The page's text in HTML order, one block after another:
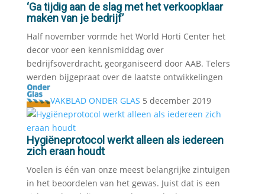
‘Ga tijdig aan de slag met het verkoopklaar
maken van je bedrijf’
Half november vormde het World Horti Center het
decor voor een kennismiddag over
bedrijfsoverdracht, georganiseerd door AAB. Telers
werden bijgepraat over de laatste ontwikkelingen
VAKBLAD ONDER GLAS 5 december 2019
Hygiëneprotocol werkt alleen als iedereen
zich eraan houdt
Voelen is één van onze meest belangrijke zintuigen
in het beoordelen van het gewas. Juist dat is een